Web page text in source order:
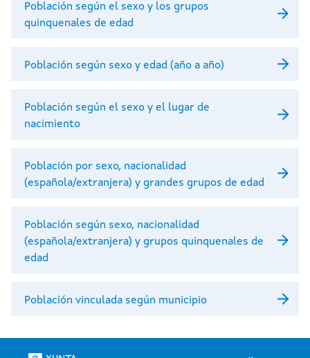
Población según el sexo y los grupos
quinquenales de edad
Población según sexo y edad (año a año)
Población según el sexo y el lugar de
nacimiento
Población por sexo, nacionalidad
(española/extranjera) y grandes grupos de edad
Población según sexo, nacionalidad
(española/extranjera) y grupos quinquenales de
edad
Población vinculada según municipio